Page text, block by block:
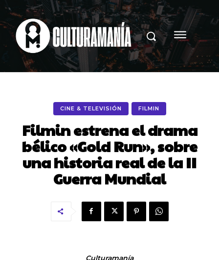
CINE & TELEVISIÓN FILMIN
Filmin estrena el drama
bélico «Gold Run», sobre
una historia real de la II
Guerra Mundial
Culturamanía